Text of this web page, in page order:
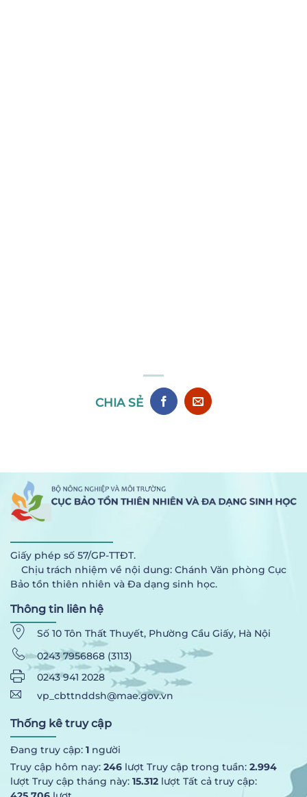
CHIA SẺ
Giấy phép số 57/GP-TTĐT.
Chịu trách nhiệm về nội dung: Chánh Văn phòng Cục
Bảo tồn thiên nhiên và Đa dạng sinh học.
Thông tin liên hệ
Số 10 Tôn Thất Thuyết, Phường Cầu Giấy, Hà Nội
0243 7956868 (3113)
0243 941 2028
vp_cbttnddsh@mae.gov.vn
Thống kê truy cập
Đang truy cập: 1 người
Truy cập hôm nay: 246 lượt Truy cập trong tuần: 2.994
lượt Truy cập tháng này: 15.312 lượt Tất cả truy cập: